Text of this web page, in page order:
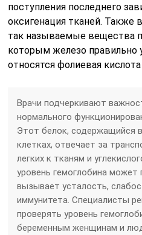
поступления последнего
оксигенация тканей.
так называемые вещества
которым железо правильно
относятся фолиевая
Врачи подчеркивают
нормального
Этот белок, содержащийся
клетках, отвечает за
легких к тканям и
уровень гемоглобина может
вызывает усталость,
иммунитета. Специалисты
проверять уровень
беременным женщинам и